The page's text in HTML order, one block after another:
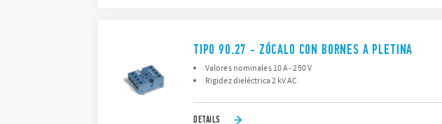
TIPO 90.27 - ZÓCALO CON BORNES A PLETINA
Valores nominales 10 A - 250 V
Rigidez dieléctrica 2 kV AC
DETAILS